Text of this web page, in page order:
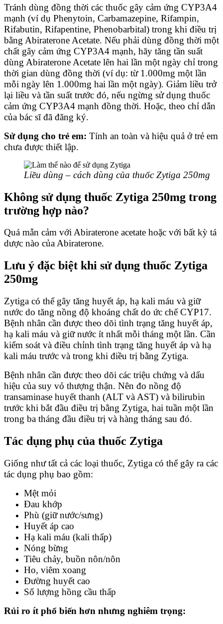
Tránh dùng đồng thời các thuốc gây cảm ứng CYP3A4
mạnh (ví dụ Phenytoin, Carbamazepine, Rifampin,
Rifabutin, Rifapentine, Phenobarbital) trong khi điều trị
bằng Abiraterone Acetate. Nếu phải dùng đồng thời một
chất gây cảm ứng CYP3A4 mạnh, hãy tăng tần suất
dùng Abiraterone Acetate lên hai lần một ngày chỉ trong
thời gian dùng đồng thời (ví dụ: từ 1.000mg một lần
mỗi ngày lên 1.000mg hai lần một ngày). Giảm liều trở
lại liều và tần suất trước đó, nếu ngừng sử dụng thuốc
cảm ứng CYP3A4 mạnh đồng thời. Hoặc, theo chỉ dẫn
của bác sĩ đã đăng ký.
Sử dụng cho trẻ em: Tính an toàn và hiệu quả ở trẻ em
chưa được thiết lập.
Liều dùng – cách dùng của thuốc Zytiga 250mg
Không sử dụng thuốc Zytiga 250mg trong
trường hợp nào?
Quá mẫn cảm với Abiraterone acetate hoặc với bất kỳ tá
dược nào của Abiraterone.
Lưu ý đặc biệt khi sử dụng thuốc Zytiga
250mg
Zytiga có thể gây tăng huyết áp, hạ kali máu và giữ
nước do tăng nồng độ khoáng chất do ức chế CYP17.
Bệnh nhân cần được theo dõi tình trạng tăng huyết áp,
hạ kali máu và giữ nước ít nhất mỗi tháng một lần. Cần
kiểm soát và điều chỉnh tình trạng tăng huyết áp và hạ
kali máu trước và trong khi điều trị bằng Zytiga.
Bệnh nhân cần được theo dõi các triệu chứng và dấu
hiệu của suy vỏ thượng thận. Nên đo nồng độ
transaminase huyết thanh (ALT và AST) và bilirubin
trước khi bắt đầu điều trị bằng Zytiga, hai tuần một lần
trong ba tháng đầu điều trị và hàng tháng sau đó.
Tác dụng phụ của thuốc Zytiga
Giống như tất cả các loại thuốc, Zytiga có thể gây ra các
tác dụng phụ bao gồm:
Mệt mỏi
Đau khớp
Phù (giữ nước/sưng)
Huyết áp cao
Hạ kali máu (kali thấp)
Nóng bừng
Tiêu chảy, buồn nôn/nôn
Ho, viêm xoang
Đường huyết cao
Số lượng hồng cầu thấp
Rủi ro ít phổ biến hơn nhưng nghiêm trọng: